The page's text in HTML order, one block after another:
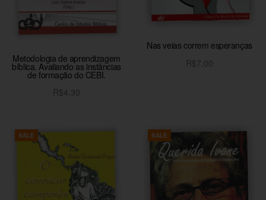
Metodologia de aprendizagem
bíblica. Avaliando as instâncias
de formação do CEBI.
R$4,30
Nas veias correm esperanças
R$7,00
SALE SALE